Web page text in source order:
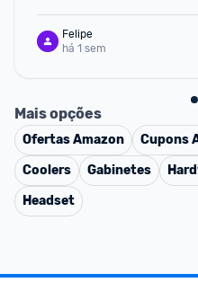
Felipe
há 1 sem
Mais opções
OfertasAmazon Cupons
Coolers
Gabinetes
Headset